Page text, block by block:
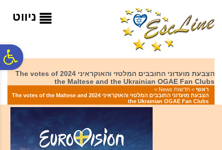
המרכזי
ניווט
הצבעת מועדוני החובבים המלטזי והאוקראיני 2024 The votes of
the Maltese and the Ukrainian OGAE Fan Clubs
ראשי > חדשות News
>
הצבעת מועדוני החובבים המלטזי והאוקראיני 2024 The votes of the Maltese and
the Ukrainian OGAE Fan Clubs